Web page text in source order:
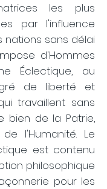
les plus
par l'influence
nations sans délai
d'Hommes
Éclectique, au
de liberté et
travaillent sans
bien de la Patrie,
l'Humanité. Le
est contenu
philosophique
pour les